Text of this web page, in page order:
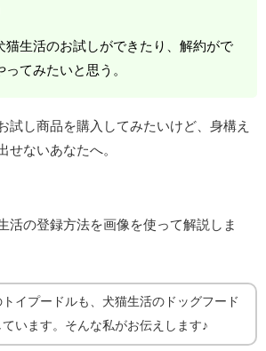
猫生活のお試しができたり、解約がで
てみたいと思う。
試し商品を購入してみたいけど、身構え
せないあなたへ。
活の登録方法を画像を使って解説しま
トイプードルも、犬猫生活のドッグフード
ています。そんな私がお伝えします♪